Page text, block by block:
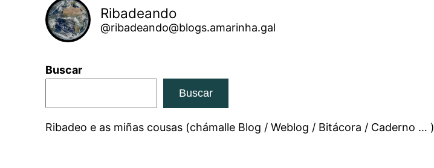
Ribadeando
@ribadeando@blogs.amarinha.gal
Buscar
Buscar
Ribadeo e as miñas cousas (chámalle Blog / Weblog / Bitácora / Caderno … )